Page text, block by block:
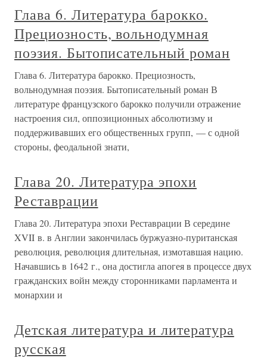
Глава 6. Литература барокко.
Прециозность, вольнодумная
поэзия. Бытописательный роман
Глава 6. Литература барокко. Прециозность,
вольнодумная поэзия. Бытописательный роман В
литературе французского барокко получили отражение
настроения сил, оппозиционных абсолютизму и
поддерживавших его общественных групп, — с одной
стороны, феодальной знати,
Глава 20. Литература эпохи
Реставрации
Глава 20. Литература эпохи Реставрации В середине
XVII в. в Англии закончилась буржуазно-пуританская
революция, революция длительная, измотавшая нацию.
Начавшись в 1642 г., она достигла апогея в процессе двух
гражданских войн между сторонниками парламента и
монархии и
Детская литература и литература
русская